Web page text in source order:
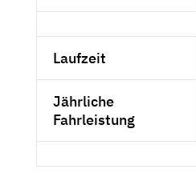
Laufzeit
Jährliche
Fahrleistung